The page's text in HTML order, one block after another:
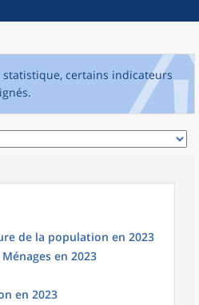
statistique, certains indicateurs
de la population en 2023
en 2023
en 2023